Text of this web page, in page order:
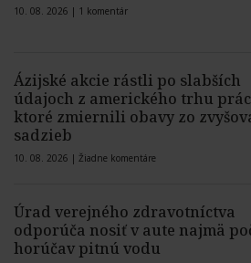
10. 08. 2026 | 1 komentár
Ázijské akcie rástli po slabších
údajoch z amerického trhu
ktoré zmiernili obavy zo
sadzieb
10. 08. 2026 | Žiadne komentáre
Úrad verejného zdravotníctva
odporúča nosiť v aute najmä
horúčav pitnú vodu